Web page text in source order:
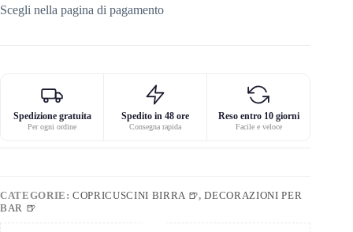
Scegli nella pagina di pagamento
Spedizione gratuita
Per ogni ordine
Spedito in 48 ore
Consegna rapida
Reso entro 10 giorni
Facile e veloce
CATEGORIE:COPRICUSCINI BIRRA 🍺,DECORAZIONI PER
BAR 🍺